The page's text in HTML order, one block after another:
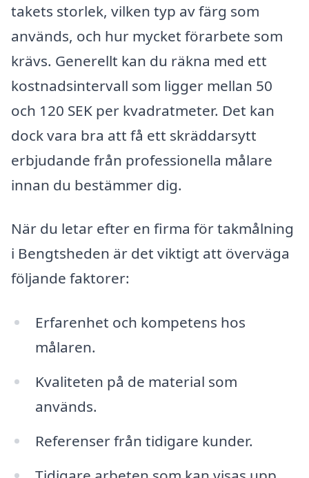
takets storlek, vilken typ av färg som
används, och hur mycket förarbete som
krävs. Generellt kan du räkna med ett
kostnadsintervall som ligger mellan 50
och 120 SEK per kvadratmeter. Det kan
dock vara bra att få ett skräddarsytt
erbjudande från professionella målare
innan du bestämmer dig.
När du letar efter en firma för takmålning
i Bengtsheden är det viktigt att överväga
följande faktorer:
Erfarenhet och kompetens hos
målaren.
Kvaliteten på de material som
används.
Referenser från tidigare kunder.